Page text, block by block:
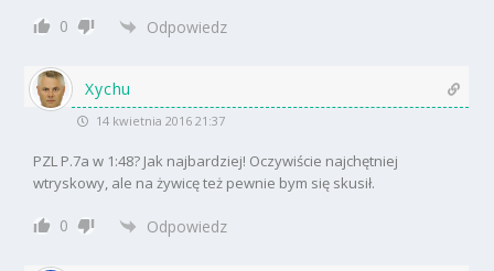
0 Odpowiedz
Xychu
14 kwietnia 2016 21:37
PZL P.7a w 1:48? Jak najbardziej! Oczywiście najchętniej
wtryskowy, ale na żywicę też pewnie bym się skusił.
0 Odpowiedz